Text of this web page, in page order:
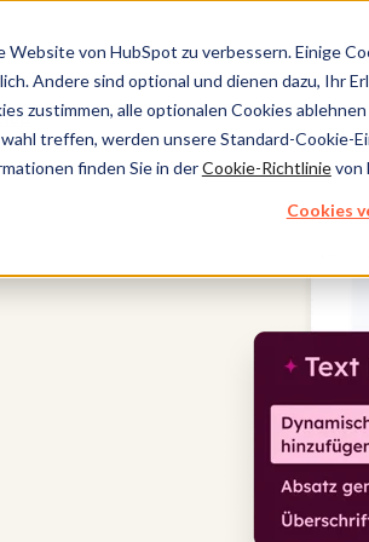
Website von HubSpot zu verbessern. Einige
Andere sind optional und dienen dazu, Ihr
zustimmen, alle optionalen Cookies
treffen, werden unsere Standard-Cookie-
finden Sie in derCookie-Richtlinievon
Cookies